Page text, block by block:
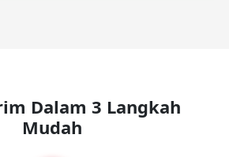
Dalam 3 Langkah
Mudah